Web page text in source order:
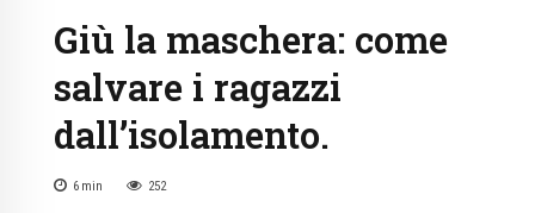
Giù la maschera: come
salvare i ragazzi
dall’isolamento.
6 min 252